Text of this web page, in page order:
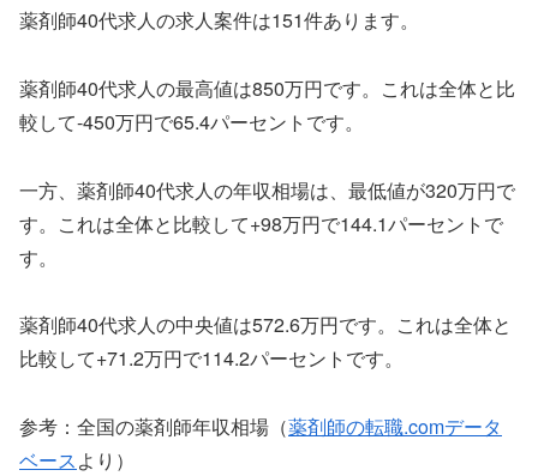
薬剤師40代求人の求人案件は151件あります。
薬剤師40代求人の最高値は850万円です。これは全体と比
較して-450万円で65.4パーセントです。
一方、薬剤師40代求人の年収相場は、最低値が320万円で
す。これは全体と比較して+98万円で144.1パーセントで
す。
薬剤師40代求人の中央値は572.6万円です。これは全体と
比較して+71.2万円で114.2パーセントです。
参考：全国の薬剤師年収相場（薬剤師の転職.comデータ
ベースより）